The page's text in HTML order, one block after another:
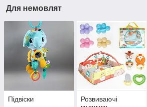
Для немовлят
Підвіски
Розвиваючі